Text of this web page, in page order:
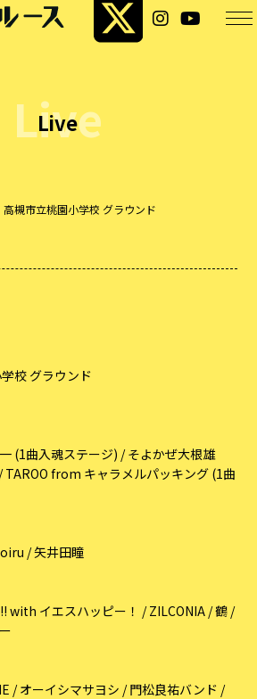
Live
Live
高槻市立桃園小学校 グラウンド
校 グラウンド
(1曲入魂ステージ) / そよかぜ大根雄
TAROO from キャラメルパッキング (1曲
/ 矢井田瞳
with イエスハッピー！ / ZILCONIA / 鶴 /
/ オーイシマサヨシ / 門松良祐バンド /